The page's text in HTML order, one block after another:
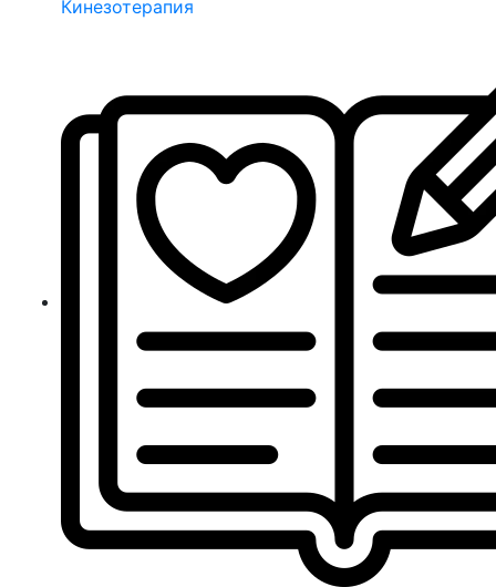
Кинезотерапия